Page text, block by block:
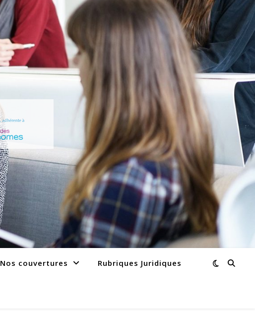
Nos couvertures Rubriques Juridiques